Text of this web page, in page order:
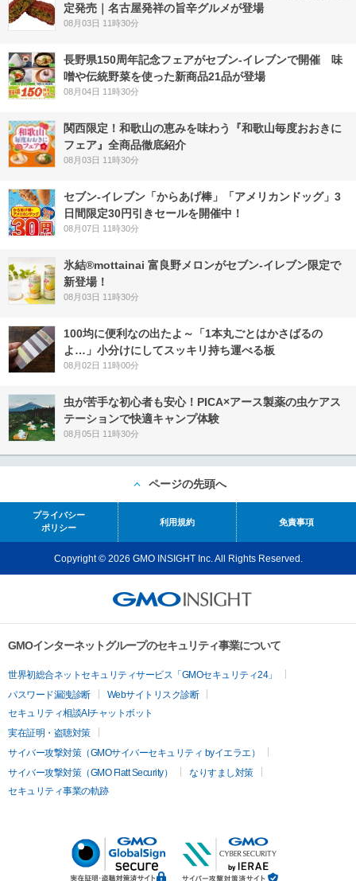
定発売｜名古屋発祥の旨辛グルメが登場
08月03日 11時30分
長野県150周年記念フェアがセブン-イレブンで開催 味
噌や伝統野菜を使った新商品21品が登場
08月04日 11時30分
関西限定！和歌山の恵みを味わう『和歌山毎度おおきに
フェア』全商品徹底紹介
08月03日 11時30分
セブン‐イレブン「からあげ棒」「アメリカンドッグ」3
日間限定30円引きセールを開催中！
08月07日 11時30分
氷結®mottainai 富良野メロンがセブン‐イレブン限定で
新登場！
08月03日 11時30分
100均に便利なの出たよ～「1本丸ごとはかさばるの
よ…」小分けにしてスッキリ持ち運べる板
08月02日 11時00分
虫が苦手な初心者も安心！PICA×アース製薬の虫ケアス
テーションで快適キャンプ体験
08月05日 11時30分
ページの先頭へ
プライバシー
ポリシー
利用規約 免責事項
Copyright © 2026 GMO INSIGHT Inc. All Rights Reserved.
GMOインターネットグループのセキュリティ事業について
世界初総合ネットセキュリティサービス「GMOセキュリティ24」
パスワード漏洩診断
Webサイトリスク診断
セキュリティ相談AIチャットボット
実在証明・盗聴対策
サイバー攻撃対策（GMOサイバーセキュリティ byイエラエ）
サイバー攻撃対策（GMO Flatt Security）
なりすまし対策
セキュリティ事業の軌跡